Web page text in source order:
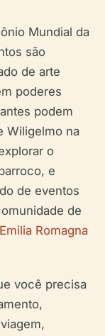
Mundial da
são
de arte
poderes
podem
Wiligelmo na
o
e
de eventos
de
Emilia Romagna
você precisa